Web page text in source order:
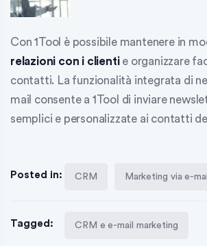
Con 1Tool è possibile mantenere in
relazioni con i clientie organizzare
contatti. La funzionalità integrata di
mail consente a 1Tool di inviare
semplici e personalizzate ai contatti
Posted in: CRM Marketing via e-mail
Tagged: CRM e e-mail marketing